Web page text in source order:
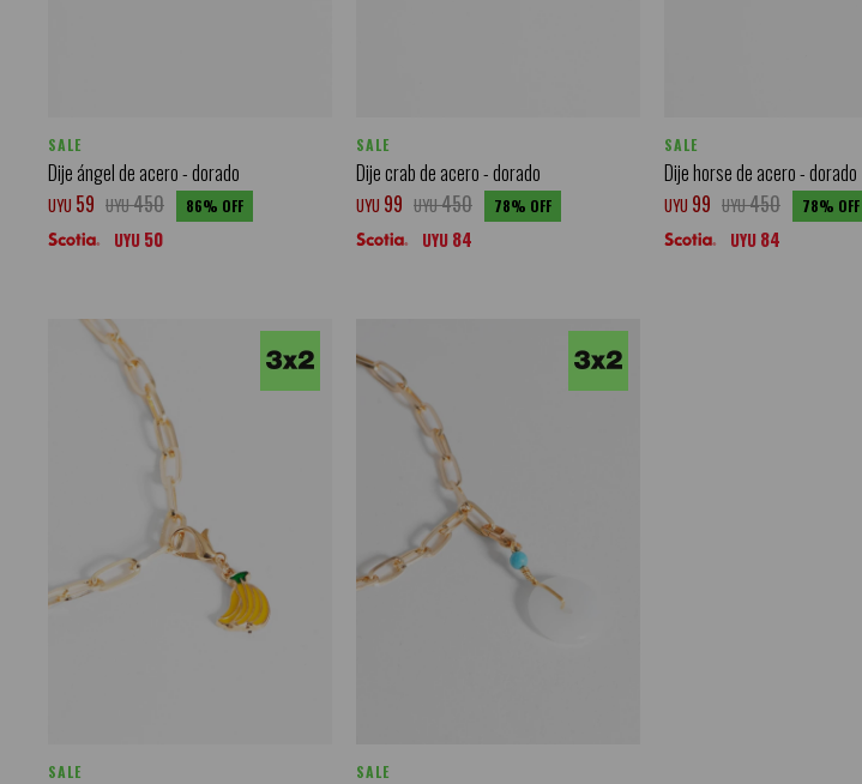
SALE
Dije ángel de acero - dorado
UYU 59 UYU450 86
UYU 50
SALE
Dije crab de acero - dorado
UYU 99 UYU450 78
UYU 84
SALE
Dije horse de acero - dorado
UYU 99 UYU450 78
UYU 84
SALE SALE